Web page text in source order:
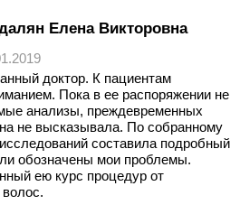
Елена Викторовна
доктор. К пациентам
Пока в ее распоряжении не
анализы, преждевременных
не высказывала. По собранному
составила подробный
обозначены мои проблемы.
ею курс процедур от